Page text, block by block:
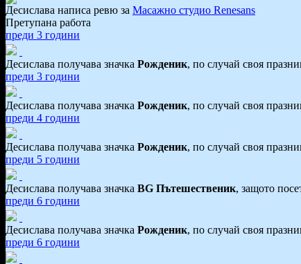
Десислава написа ревю за Масажно студио Renesans
Претупана работа
преди 3 години
Десислава получава значка Рожденик, по случай своя
преди 3 години
Десислава получава значка Рожденик, по случай своя
преди 4 години
Десислава получава значка Рожденик, по случай своя
преди 5 години
Десислава получава значка BG Пътешественик, защото
преди 6 години
Десислава получава значка Рожденик, по случай своя
преди 6 години